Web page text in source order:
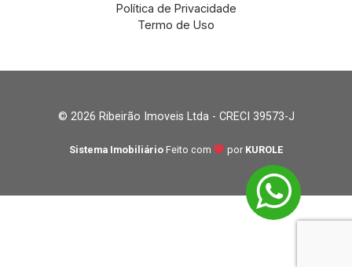
Política de Privacidade
Termo de Uso
© 2026 Ribeirão Imoveis Ltda - CRECI 39573-J
Sistema Imobiliário Feito com por KUROLE